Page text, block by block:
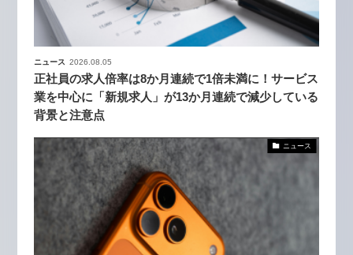
ニュース 2026.08.05
正社員の求人倍率は8か月連続で1倍未満に！サービス
業を中心に「新規求人」が13か月連続で減少している
背景と注意点
ニュース